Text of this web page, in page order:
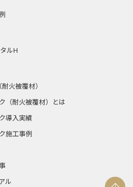
ルH
火被覆材）
（耐火被覆材）とは
導入実績
施工事例
ル